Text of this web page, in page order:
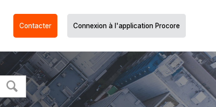
Contacter Connexion à l'application Procore